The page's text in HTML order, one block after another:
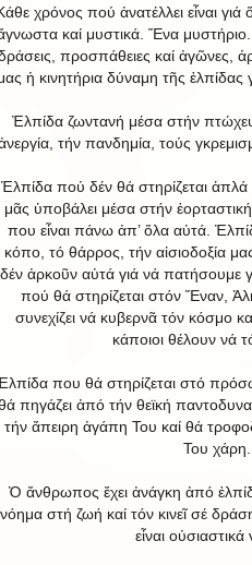
χρόνος πού ἀνατέλλει εἶναι
καί μυστικά. Ἕνα
προσπάθειες καί ἀγῶνες,
ἡ κινητήρια δύναμη τῆς ἐλπίδας
Ἐλπίδα ζωντανή μέσα στήν
τήν πανδημία, τούς
Ἐλπίδα πού δέν θά στηρίζεται
μᾶς ὑποβάλει μέσα στήν
που εἶναι πάνω ἀπ’ ὅλα αὐτά.
κόπο, τό θάρρος, τήν αἰσιοδοξία
δέν ἀρκοῦν αὐτά γιά νά πατήσουμε
πού θά στηρίζεται στόν Ἕναν,
συνεχίζει νά κυβερνᾶ τόν κόσμο
κάποιοι θέλουν νά
που θά στηρίζεται στό
πηγάζει ἀπό τήν θεϊκή
τήν ἄπειρη ἀγάπη Του καί θά
Του χάρη.
Ὁ ἄνθρωπος ἔχει ἀνάγκη ἀπό
νόημα στή ζωή καί τόν κινεῖ σέ
εἶναι οὐσιαστικά